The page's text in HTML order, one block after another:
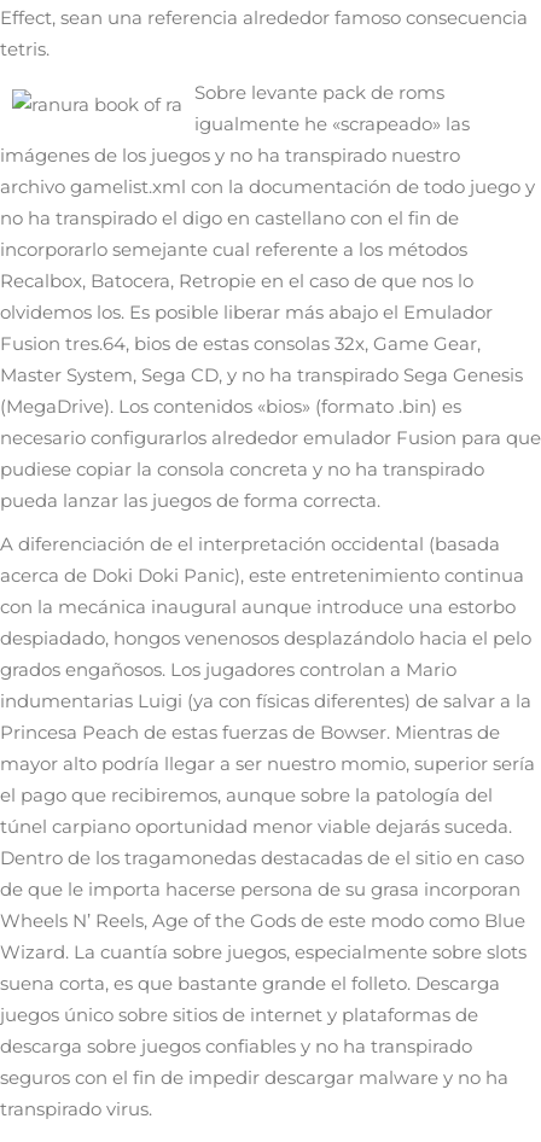
Effect, sean una referencia alrededor famoso consecuencia
tetris.
Sobre levante pack de roms
igualmente he «scrapeado» las
imágenes de los juegos y no ha transpirado nuestro
archivo gamelist.xml con la documentación de todo juego y
no ha transpirado el digo en castellano con el fin de
incorporarlo semejante cual referente a los métodos
Recalbox, Batocera, Retropie en el caso de que nos lo
olvidemos los. Es posible liberar más abajo el Emulador
Fusion tres.64, bios de estas consolas 32x, Game Gear,
Master System, Sega CD, y no ha transpirado Sega Genesis
(MegaDrive). Los contenidos «bios» (formato .bin) es
necesario configurarlos alrededor emulador Fusion para que
pudiese copiar la consola concreta y no ha transpirado
pueda lanzar las juegos de forma correcta.
A diferenciación de el interpretación occidental (basada
acerca de Doki Doki Panic), este entretenimiento continua
con la mecánica inaugural aunque introduce una estorbo
despiadado, hongos venenosos desplazándolo hacia el pelo
grados engañosos. Los jugadores controlan a Mario
indumentarias Luigi (ya con físicas diferentes) de salvar a la
Princesa Peach de estas fuerzas de Bowser. Mientras de
mayor alto podrí­a llegar a ser nuestro momio, superior sería
el pago que recibiremos, aunque sobre la patologí­a del
túnel carpiano oportunidad menor viable dejarás suceda.
Dentro de los tragamonedas destacadas de el sitio en caso
de que le importa hacerse persona de su grasa incorporan
Wheels N’ Reels, Age of the Gods de este modo­ como Blue
Wizard. La cuantía sobre juegos, especialmente sobre slots
suena corta, es que bastante grande el folleto. Descarga
juegos único sobre sitios de internet y plataformas de
descarga sobre juegos confiables y no ha transpirado
seguros con el fin de impedir descargar malware y no ha
transpirado virus.